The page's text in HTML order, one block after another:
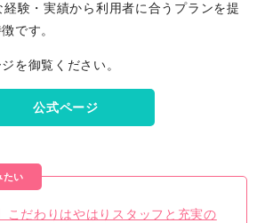
験・実績から利用者に合うプランを提
です。
を御覧ください。
公式ページ
たい
こだわりはやはりスタッフと充実の